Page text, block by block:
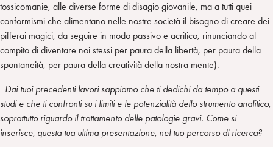
tossicomanie, alle diverse forme di disagio giovanile, ma a tutti quei
conformismi che alimentano nelle nostre società il bisogno di creare dei
pifferai magici, da seguire in modo passivo e acritico, rinunciando al
compito di diventare noi stessi per paura della libertà, per paura della
spontaneità, per paura della creatività della nostra mente).
Dai tuoi precedenti lavori sappiamo che ti dedichi da tempo a questi
studi e che ti confronti su i limiti e le potenzialità dello strumento analitico,
soprattutto riguardo il trattamento delle patologie gravi. Come si
inserisce, questa tua ultima presentazione, nel tuo percorso di ricerca?